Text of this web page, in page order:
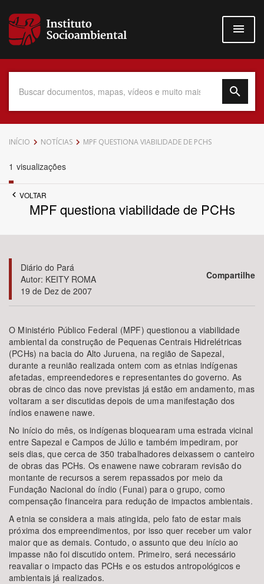
para
conteúdo
Data do Documento
Até
Povo Indígena
Bioma / Bacia
Subtema
Área de Levantamento
Área Protegida
BUSCAR
INÍCIO NOTÍCIAS MPF QUESTIONA VIABILIDADE DE PCHS
1 visualizações
VOLTAR
MPF questiona viabilidade de PCHs
Diário do Pará
Autor: KEITY ROMA
19 de Dez de 2007
Compartilhe
O Ministério Público Federal (MPF) questionou a viabilidade
ambiental da construção de Pequenas Centrais Hidrelétricas
(PCHs) na bacia do Alto Juruena, na região de Sapezal,
durante a reunião realizada ontem com as etnias indígenas
afetadas, empreendedores e representantes do governo. As
obras de cinco das nove previstas já estão em andamento, mas
voltaram a ser discutidas depois de uma manifestação dos
índios enawene nawe.
No início do mês, os indígenas bloquearam uma estrada vicinal
entre Sapezal e Campos de Júlio e também impediram, por
seis dias, que cerca de 350 trabalhadores deixassem o canteiro
de obras das PCHs. Os enawene nawe cobraram revisão do
montante de recursos a serem repassados por meio da
Fundação Nacional do índio (Funai) para o grupo, como
compensação financeira para redução de impactos ambientais.
A etnia se considera a mais atingida, pelo fato de estar mais
próxima dos empreendimentos, por isso quer receber um valor
maior que as demais. Contudo, o assunto que deu início ao
impasse não foi discutido ontem. Primeiro, será necessário
reavaliar o impacto das PCHs e os estudos antropológicos e
ambientais já realizados.